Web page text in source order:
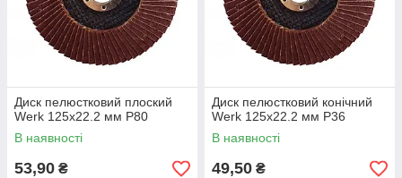
Диск пелюстковий плоский
Werk 125х22.2 мм Р80
В наявності
53,90 ₴
Диск пелюстковий конічний
Werk 125х22.2 мм Р36
В наявності
49,50 ₴